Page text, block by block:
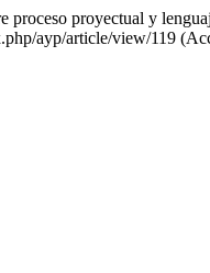
proceso proyectual y
ayp/article/view/119